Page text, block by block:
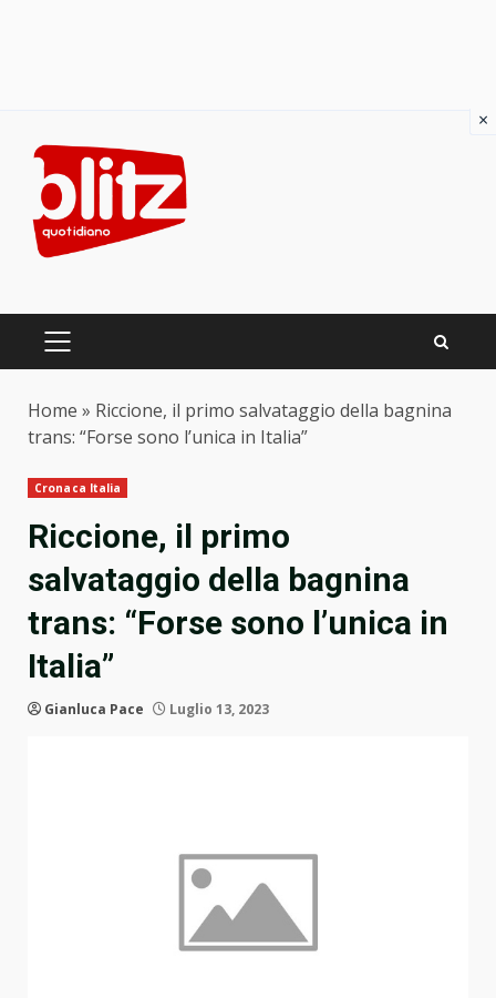
content
PRIMARY
Home » Riccione, il primo salvataggio della bagnina
trans: “Forse sono l’unica in Italia”
Cronaca Italia
Riccione, il primo
salvataggio della bagnina
trans: “Forse sono l’unica in
Italia”
Gianluca Pace Luglio 13, 2023
×